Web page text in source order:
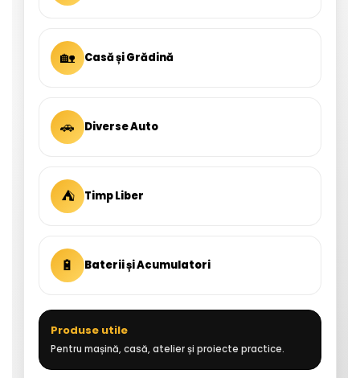
🏡 Casă și Grădină
🚗 Diverse Auto
⛺ Timp Liber
🔋 Baterii și Acumulatori
Produse utile
Pentru mașină, casă, atelier și proiecte practice.